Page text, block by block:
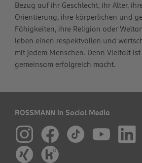
Bezug auf ihr Geschlecht, ihr Alter,
Orientierung, ihre körperlichen und
Fähigkeiten, ihre Religion oder
leben einen respektvollen und
mit jedem Menschen. Denn Vielfalt
gemeinsam erfolgreich macht.
ROSSMANN in Social Media